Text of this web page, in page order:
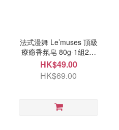
法式漫舞 Le’muses 頂級
療癒香氛皂 80g-1組2顆
10月中
HK$49.00
HK$69.00